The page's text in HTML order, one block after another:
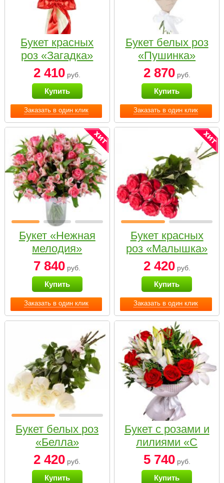
Заказать в один клик
Букет красных
роз «Загадка»
2 410 руб.
Купить
Заказать в один клик
Букет белых роз
«Пушинка»
2 870руб.
Купить
Заказать в один клик
Букет «Нежная
мелодия»
7 840 руб.
Купить
Заказать в один клик
Букет красных
роз «Малышка»
2 420руб.
Купить
Букет белых роз
«Белла»
2 420 руб.
Купить
Букет с розами и
лилиями «С
наилучшими
пожеланиями»
5 740руб.
Купить